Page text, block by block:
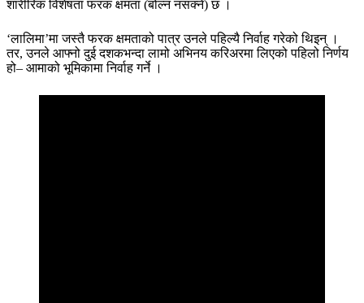
शारीरिक विशेषता फरक क्षमता (बोल्न नसक्ने) छ ।
‘लालिमा’मा जस्तै फरक क्षमताको पात्र उनले पहिल्यै निर्वाह गरेको थिइन् ।
तर, उनले आफ्नो दुई दशकभन्दा लामो अभिनय करिअरमा लिएको पहिलो निर्णय
हो– आमाको भूमिकामा निर्वाह गर्ने ।